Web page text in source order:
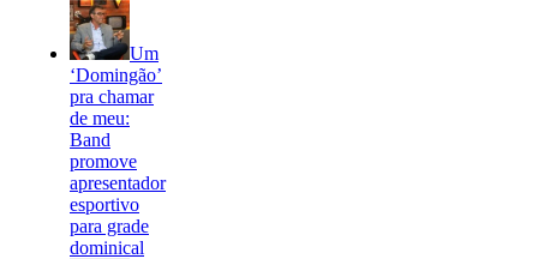
Um
‘Domingão’
pra chamar
de meu:
Band
promove
apresentador
esportivo
para grade
dominical